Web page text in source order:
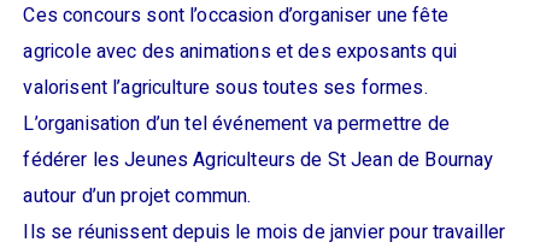
Ces concours sont l’occasion d’organiser une fête
agricole avec des animations et des exposants qui
valorisent l’agriculture sous toutes ses formes.
L’organisation d’un tel événement va permettre de
fédérer les Jeunes Agriculteurs de St Jean de Bournay
autour d’un projet commun.
Ils se réunissent depuis le mois de janvier pour travailler